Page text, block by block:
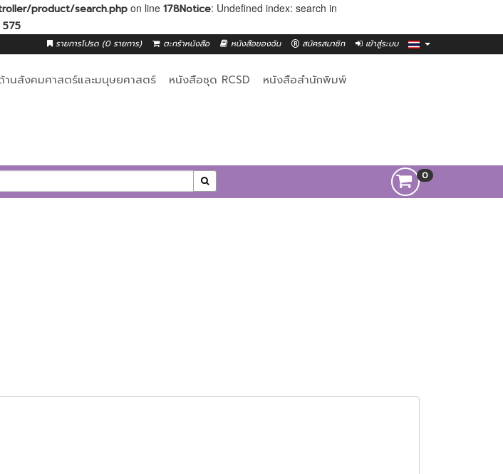
product/search.php on line 178Notice: Undefined index: search in
575
รายการโปรด (0 รายการ) ตะกร้าหนังสือ หนังสือของฉัน สมัครสมาชิก เข้าสู่ระบบ
านสังคมศาสตร์และมนุษยศาสตร์ หนังสือชุด RCSD หนังสือสำนักพิมพ์
0